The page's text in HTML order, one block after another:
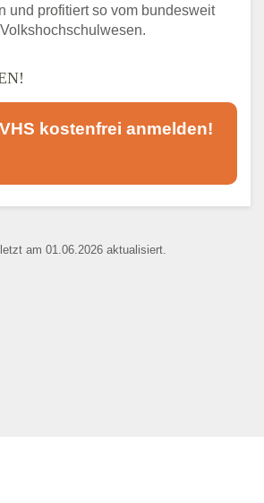
und profitiert so vom bundesweit
kostenfrei anmelden!
und ist nicht
am 01.06.2026 aktualisiert.